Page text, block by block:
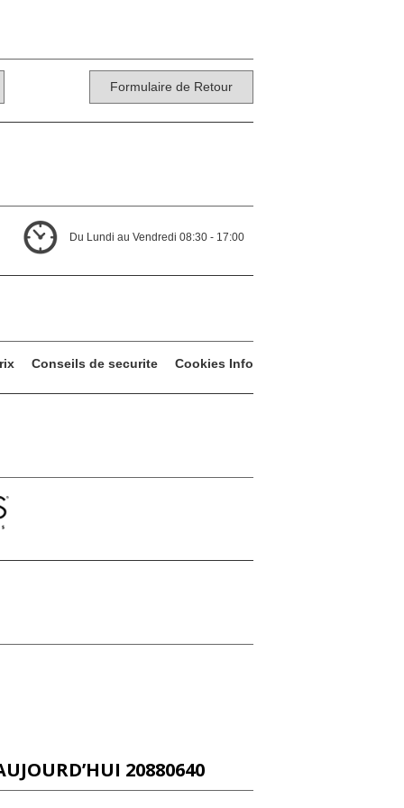
Formulaire de Retour
Du Lundi au Vendredi 08:30 - 17:00
Conseils de securite Cookies Info
20880640